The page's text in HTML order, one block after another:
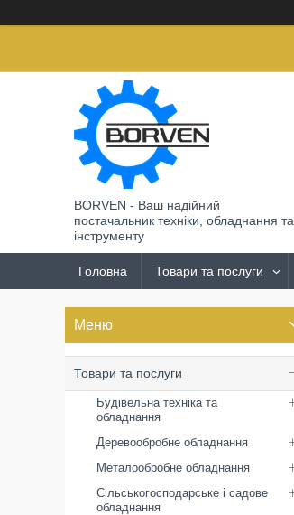
BORVEN - Ваш надійний
постачальник техніки, обладнання та
інструменту
Головна Товари та послуги
Товари та послуги
Будівельна техніка та
обладнання
Деревообробне обладнання
Металообробне обладнання
Сільськогосподарське і садове
обладнання